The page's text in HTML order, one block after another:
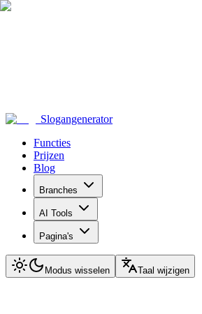
Slogangenerator
Functies
Prijzen
Blog
Branches
AI Tools
Pagina's
Modus wisselen Taal wijzigen